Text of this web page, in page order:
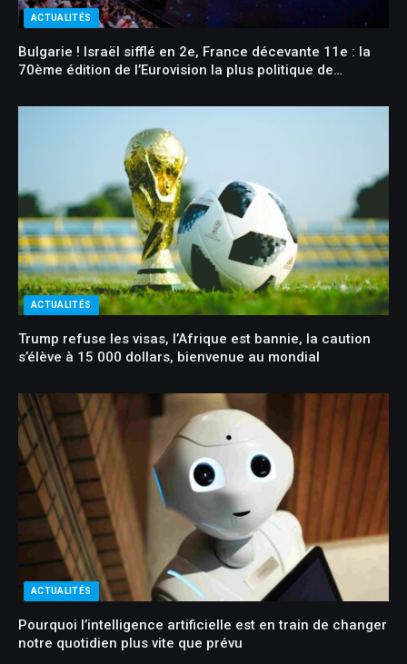
ACTUALITÉS
Bulgarie ! Israël sifflé en 2e, France décevante 11e : la
70ème édition de l’Eurovision la plus politique de
ACTUALITÉS
Trump refuse les visas, l’Afrique est bannie, la caution
s’élève à 15 000 dollars, bienvenue au mondial
ACTUALITÉS
Pourquoi l’intelligence artificielle est en train de changer
notre quotidien plus vite que prévu